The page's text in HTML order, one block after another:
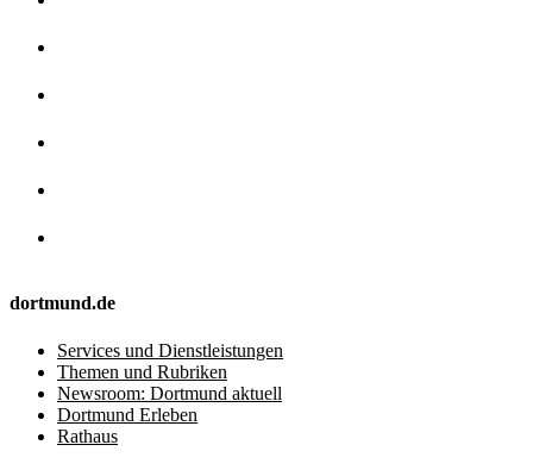
dortmund.de
Services und Dienstleistungen
Themen und Rubriken
Newsroom: Dortmund aktuell
Dortmund Erleben
Rathaus